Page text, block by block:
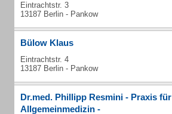
Eintrachtstr. 3
13187 Berlin - Pankow
Bülow Klaus
Eintrachtstr. 4
13187 Berlin - Pankow
Dr.med. Phillipp Resmini - Praxis für
Allgemeinmedizin -